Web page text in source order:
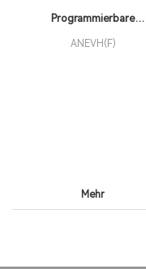
Programmierbare
Stromversorgungen der
ANEVH(F)
Mehr